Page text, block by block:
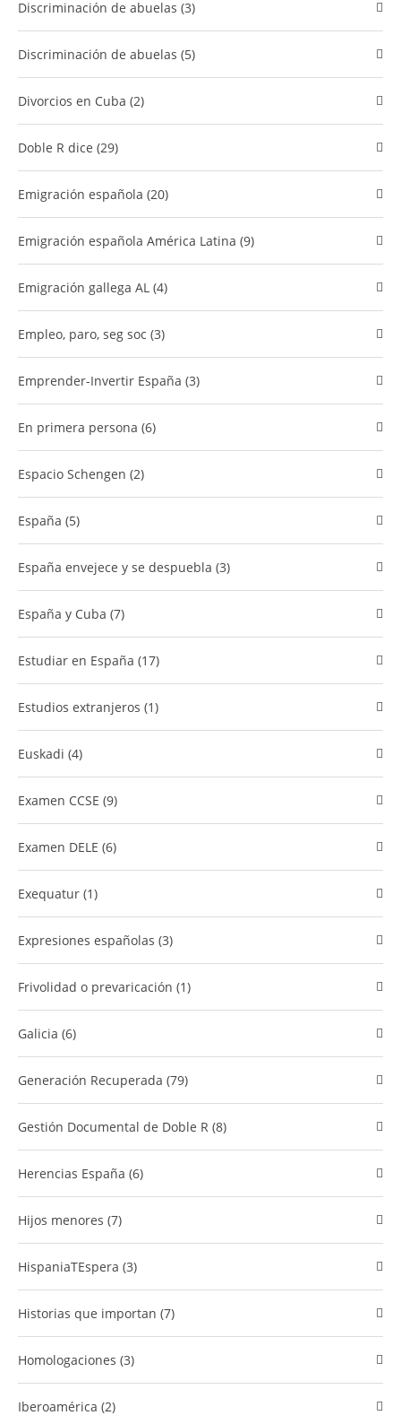
Discriminación de abuelas (3)
Discriminación de abuelas (5)
divorcios en Cuba (2)
Doble R dice (29)
Emigración española (20)
Emigración española América Latina (9)
Emigración gallega AL (4)
empleo, paro, seg soc (3)
Emprender-Invertir España (3)
En primera persona (6)
Espacio Schengen (2)
España (5)
España envejece y se despuebla (3)
España y Cuba (7)
Estudiar en España (17)
estudios extranjeros (1)
Euskadi (4)
examen CCSE (9)
Examen DELE (6)
Exequatur (1)
Expresiones españolas (3)
Frivolidad o prevaricación (1)
Galicia (6)
Generación Recuperada (79)
​Gestión Documental de Doble R (8)
Herencias España (6)
Hijos menores (7)
HispaniaTEspera (3)
Historias que importan (7)
Homologaciones (3)
Iberoamérica (2)